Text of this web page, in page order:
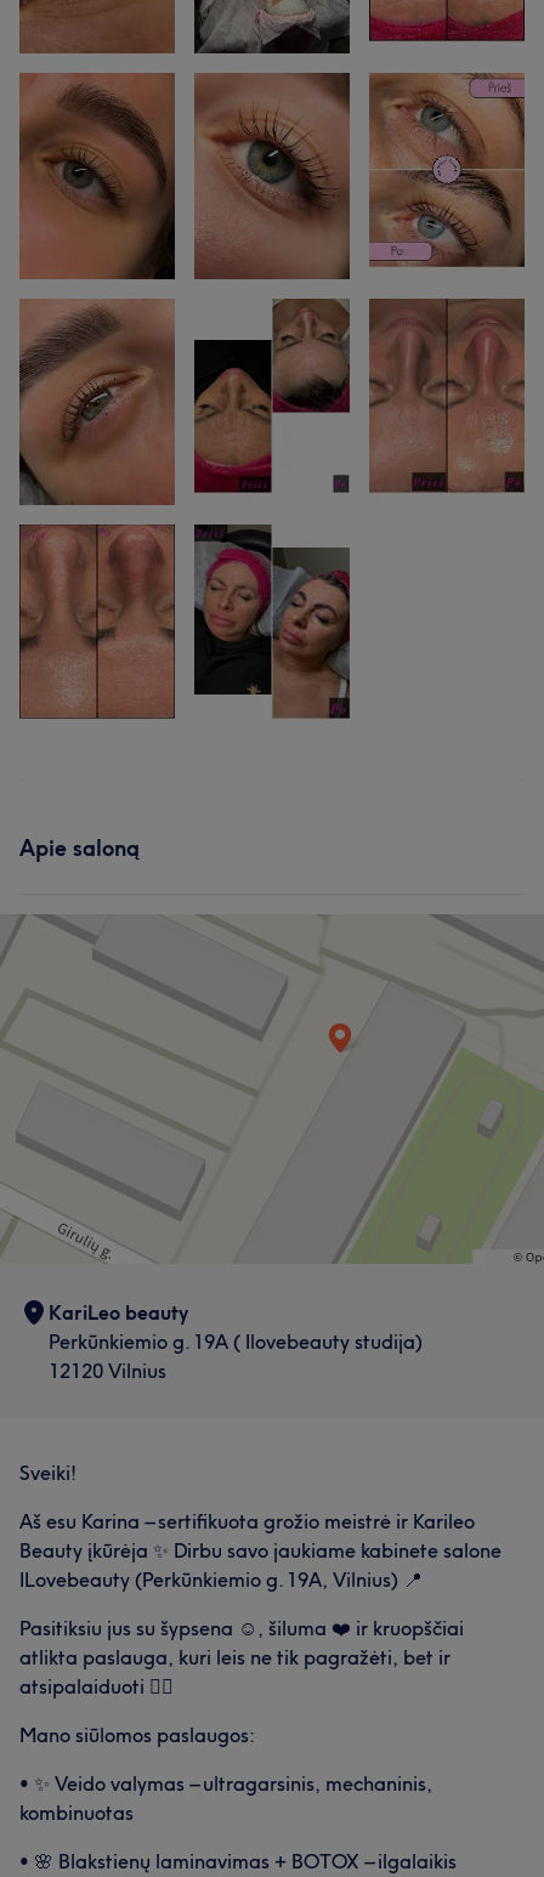
Apie saloną
KariLeo beauty
Perkūnkiemio g. 19A ( Ilovebeauty studija)
12120 Vilnius
Sveiki!
Aš esu Karina – sertifikuota grožio meistrė ir Karileo
Beauty įkūrėja ✨ Dirbu savo jaukiame kabinete salone
ILovebeauty (Perkūnkiemio g. 19A, Vilnius) 📍
Pasitiksiu jus su šypsena ☺️, šiluma ❤️ ir kruopščiai
atlikta paslauga, kuri leis ne tik pagražėti, bet ir
atsipalaiduoti 🧖‍♀️
Mano siūlomos paslaugos:
• ✨ Veido valymas – ultragarsinis, mechaninis,
kombinuotas
• 🌸 Blakstienų laminavimas + BOTOX – ilgalaikis